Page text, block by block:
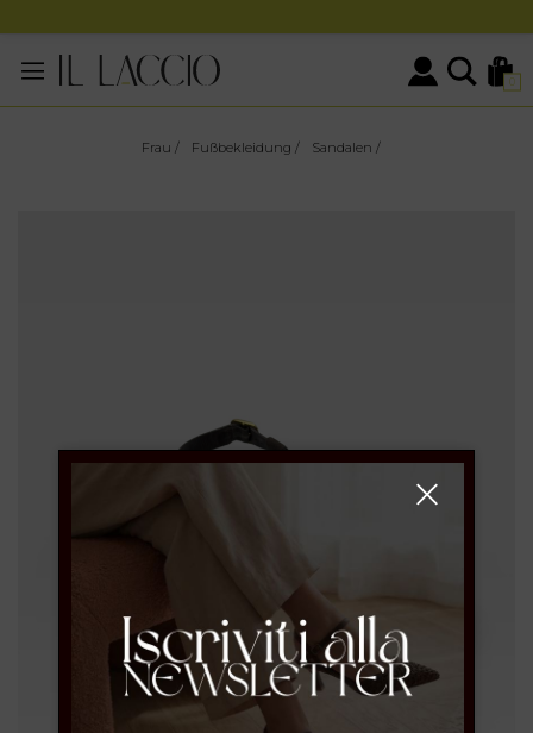
0
Frau / Fußbekleidung / Sandalen /